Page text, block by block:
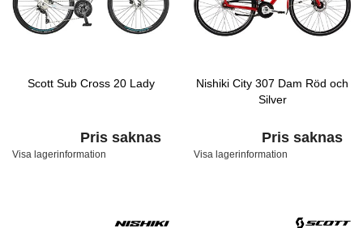
Scott Sub Cross 20 Lady
Pris saknas
Visa lagerinformation
Nishiki City 307 Dam Röd och
Silver
Pris saknas
Visa lagerinformation